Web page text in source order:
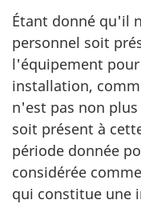
Étant donné qu'il
personnel soit
l'équipement
installation,
n'est pas non
soit présent à
période donnée
considérée
qui constitue une